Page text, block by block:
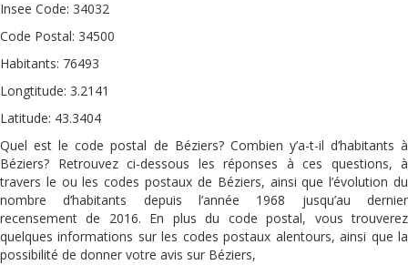
Insee Code: 34032
Code Postal: 34500
Habitants: 76493
Longtitude: 3.2141
Latitude: 43.3404
Quel est le code postal de Béziers? Combien y’a-t-il d’habitants à
Béziers? Retrouvez ci-dessous les réponses à ces questions, à
travers le ou les codes postaux de Béziers, ainsi que l’évolution du
nombre d’habitants depuis l’année 1968 jusqu’au dernier
recensement de 2016. En plus du code postal, vous trouverez
quelques informations sur les codes postaux alentours, ainsi que la
possibilité de donner votre avis sur Béziers,